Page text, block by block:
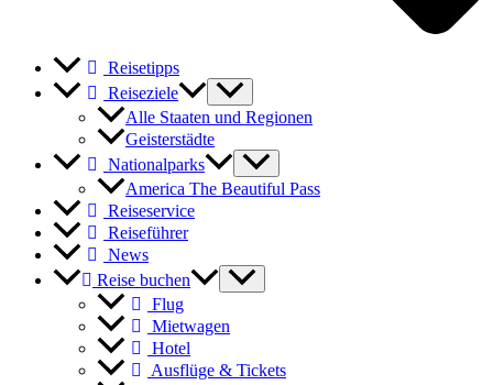
Reisetipps
Reiseziele
Alle Staaten und Regionen
Geisterstädte
Nationalparks
America The Beautiful Pass
Reiseservice
Reiseführer
News
Reise buchen
Flug
Mietwagen
Hotel
Ausflüge & Tickets